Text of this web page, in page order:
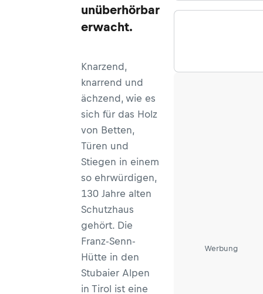
Werbung
unüberhörbar
erwacht.
Knarzend,
knarrend und
ächzend, wie es
sich für das Holz
von Betten,
Türen und
Stiegen in einem
so ehrwürdigen,
130 Jahre alten
Schutzhaus
gehört. Die
Franz-Senn-
Hütte in den
Stubaier Alpen
in Tirol ist eine